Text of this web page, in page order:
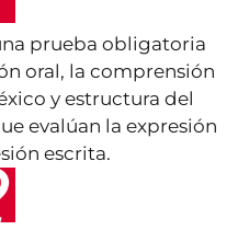
prueba obligatoria
oral, la comprensión
y estructura del
evalúan la expresión
escrita.